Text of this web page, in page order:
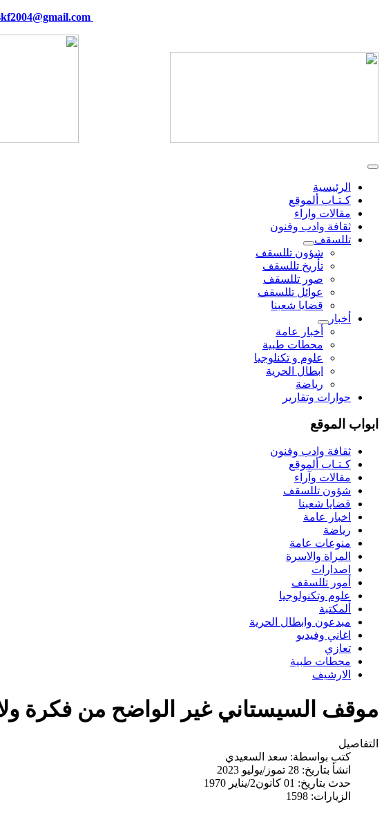
الرئيسية
كـتـاب ألموقع
مقالات واراء
ثقافة وادب وفنون
تللسقف
شؤون تللسقف
تأريخ تللسقف
صور تللسقف
عوائل تللسقف
قضايا شعبنا
أخبار
أخبار عامة
محطات طبية
علوم و تکنلوجیا
ابطال الحرية
رياضة
حوارات وتقارير
ابواب الموقع
ثقافة وادب وفنون
كـتـاب ألموقع
مقالات وآراء
شؤون تللسقف
قضايا شعبنا
اخبار عامة
رياضة
منوعات عامة
المراة والاسرة
اصدارات
أمور تللسقف
علوم وتكنولوجيا
ألمكتبة
مبدعون وابطال الحرية
اغاني وفيديو
تعازي
محطات طبية
الارشيف
موقف السيستاني غير الواضح من فكرة
التفاصيل
كتب بواسطة: سعد السعيدي
انشأ بتاريخ: 28 تموز/يوليو 2023
حدث بتاريخ: 01 كانون2/يناير 1970
الزيارات: 1598